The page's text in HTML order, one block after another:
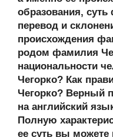
kl
a
ss
ni
ki
b
o
o
k
s
A
p
p
gr
a
m
образования,
перевод и
происхождения
родом фамилия
национальности
Чегорко? Как
Чегорко? Верный
на английский
Полную
ее суть вы можете